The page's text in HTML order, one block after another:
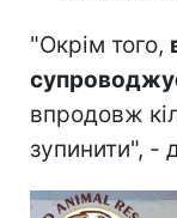
"Окрім того,
впродовж
зупинити", -